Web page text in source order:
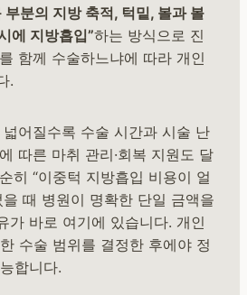
부분의 지방 축적, 턱밑, 볼과 볼
에 지방흡입”하는 방식으로 진
함께 수술하느냐에 따라 개인
.
어질수록 수술 시간과 시술 난
따른 마취 관리·회복 지원도 달
히 “이중턱 지방흡입 비용이 얼
을 때 병원이 명확한 단일 금액을
가 바로 여기에 있습니다. 개인
수술 범위를 결정한 후에야 정
합니다.